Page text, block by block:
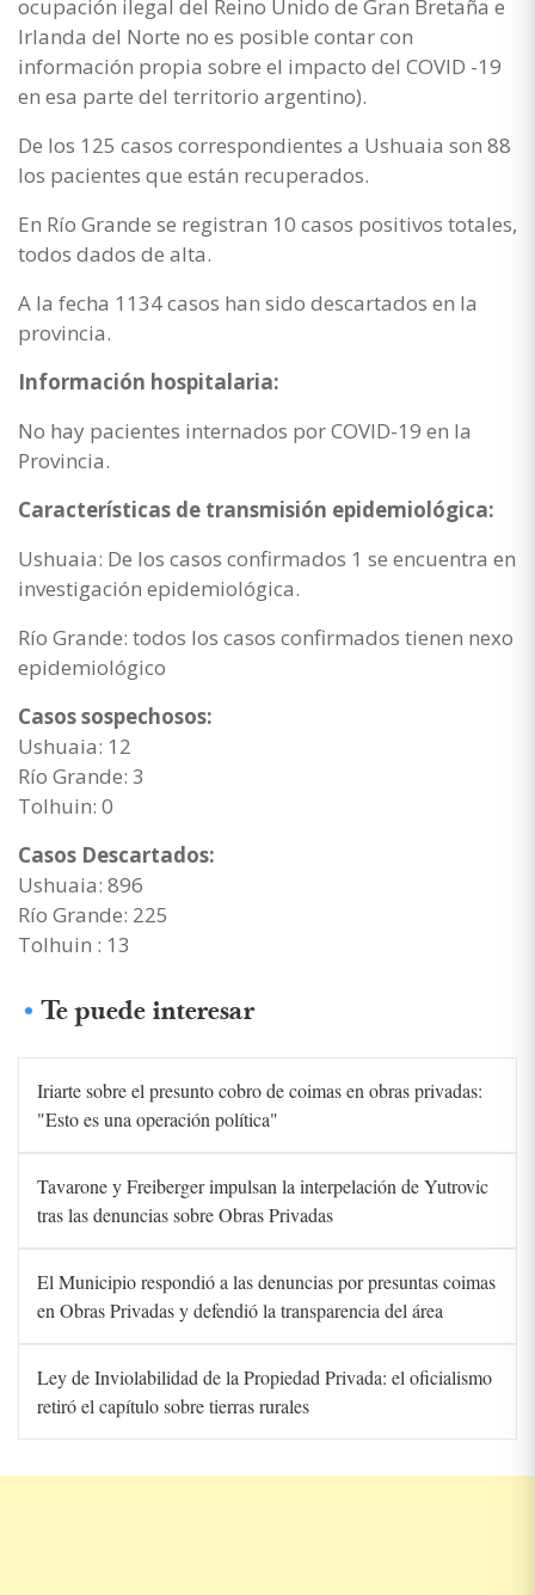
ocupación ilegal del Reino Unido de Gran Bretaña e
Irlanda del Norte no es posible contar con
información propia sobre el impacto del COVID -19
en esa parte del territorio argentino).
De los 125 casos correspondientes a Ushuaia son 88
los pacientes que están recuperados.
En Río Grande se registran 10 casos positivos totales,
todos dados de alta.
A la fecha 1134 casos han sido descartados en la
provincia.
Información hospitalaria:
No hay pacientes internados por COVID-19 en la
Provincia.
Características de transmisión epidemiológica:
Ushuaia: De los casos confirmados 1 se encuentra en
investigación epidemiológica.
Río Grande: todos los casos confirmados tienen nexo
epidemiológico
Casos sospechosos:
Ushuaia: 12
Río Grande: 3
Tolhuin: 0
Casos Descartados:
Ushuaia: 896
Río Grande: 225
Tolhuin : 13
Te puede interesar
Iriarte sobre el presunto cobro de coimas en obras privadas:
"Esto es una operación política"
Tavarone y Freiberger impulsan la interpelación de Yutrovic
tras las denuncias sobre Obras Privadas
El Municipio respondió a las denuncias por presuntas coimas
en Obras Privadas y defendió la transparencia del área
Ley de Inviolabilidad de la Propiedad Privada: el oficialismo
retiró el capítulo sobre tierras rurales